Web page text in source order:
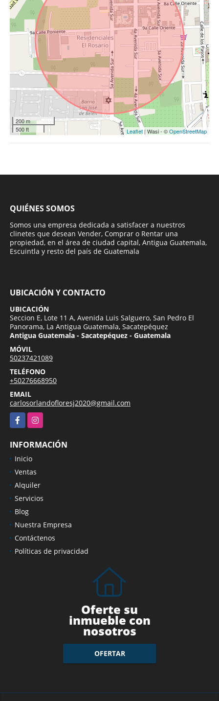
200 m
500 ft
Leaflet | Wasi - ©OpenStreetMap
QUIÉNES SOMOS
Somos una empresa dedicada a satisfacer a nuestros
clinetes que desean Vender, Comprar o Rentar una
propiedad, en el área de ciudad capital, Antigua Guatemala,
Escuintla y resto del país de Guatemala
UBICACIÓN Y CONTACTO
UBICACIÓN
Seccion E, Lote 11 A, Avenida Luis Salguero, San Pedro El
Panorama, La Antigua Guatemala, Sacatepéquez
Antigua Guatemala - Sacatepéquez - Guatemala
MÓVIL
50237421089
TELÉFONO
+50276668950
EMAIL
carlosorlandofloresj2020@gmail.com
FacebookInstagram
INFORMACIÓN
Inicio
Ventas
Alquiler
Servicios
Blog
Nuestra Empresa
Contáctenos
Políticas de privacidad
Oferte su
inmueble con
nosotros
OFERTAR